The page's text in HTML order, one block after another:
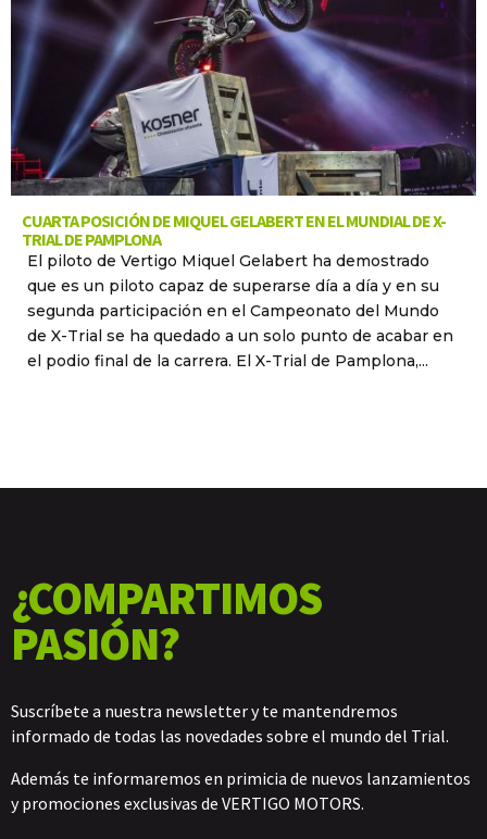
CUARTA POSICIÓN DE MIQUEL GELABERT EN EL MUNDIAL DE X-
TRIAL DE PAMPLONA
El piloto de Vertigo Miquel Gelabert ha demostrado
que es un piloto capaz de superarse día a día y en su
segunda participación en el Campeonato del Mundo
de X-Trial se ha quedado a un solo punto de acabar en
el podio final de la carrera. El X-Trial de Pamplona,...
¿COMPARTIMOS
PASIÓN?
Suscríbete a nuestra newsletter y te mantendremos
informado de todas las novedades sobre el mundo del Trial.
Además te informaremos en primicia de nuevos lanzamientos
y promociones exclusivas de VERTIGO MOTORS.